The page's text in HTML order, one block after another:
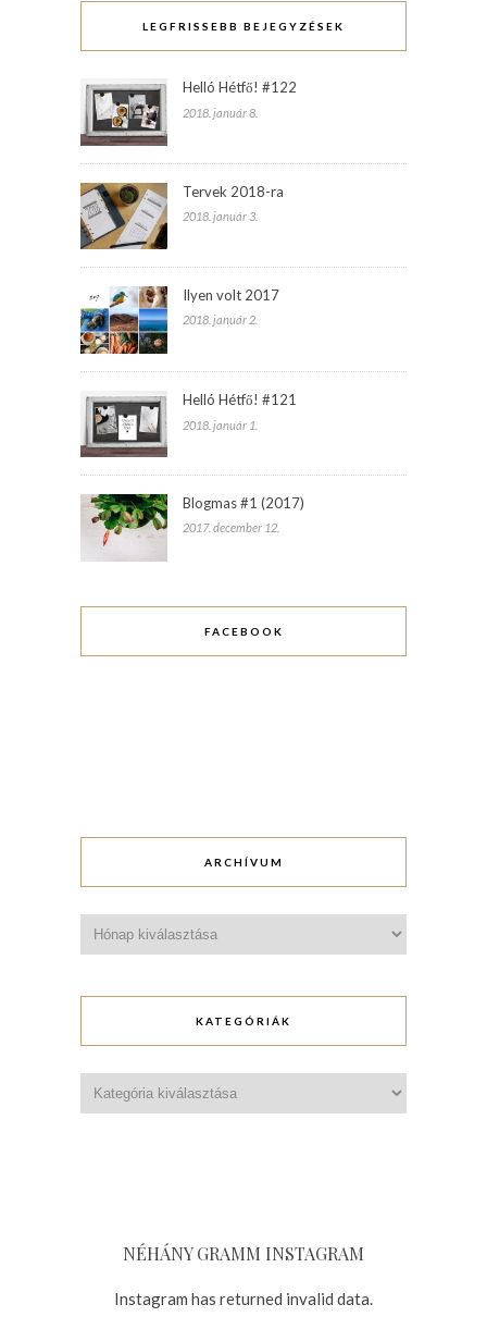
LEGFRISSEBB BEJEGYZÉSEK
Helló Hétfő! #122
2018. január 8.
Tervek 2018-ra
2018. január 3.
Ilyen volt 2017
2018. január 2.
Helló Hétfő! #121
2018. január 1.
Blogmas #1 (2017)
2017. december 12.
FACEBOOK
ARCHÍVUM
KATEGÓRIÁK
NÉHÁNY GRAMM INSTAGRAM
Instagram has returned invalid data.